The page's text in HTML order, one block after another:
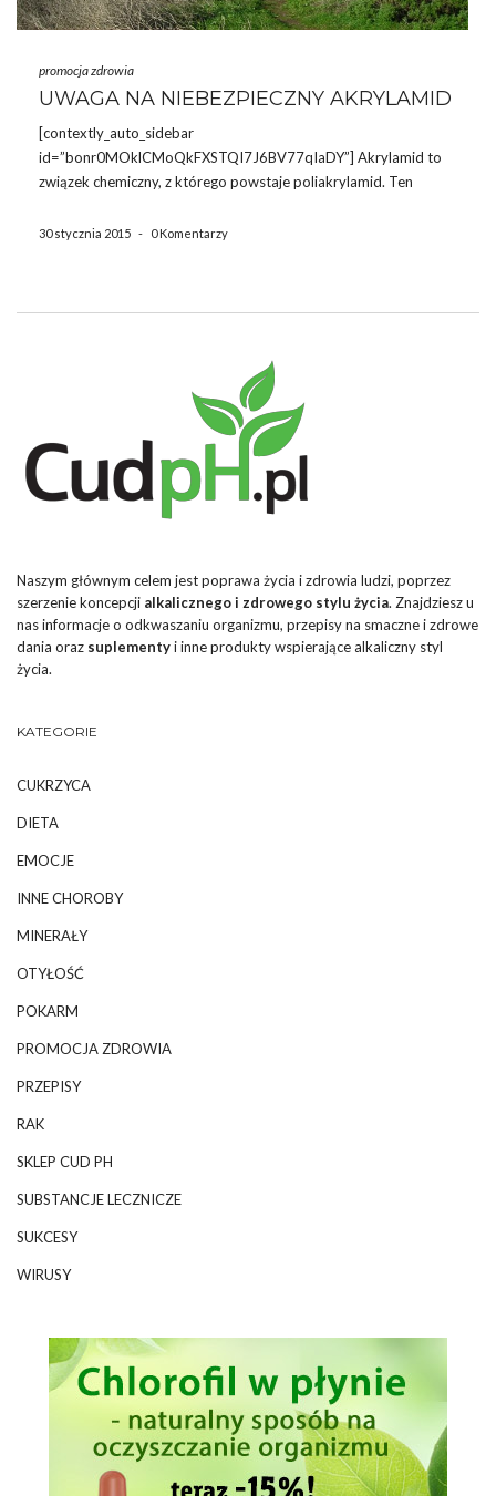
promocja zdrowia
UWAGA NA NIEBEZPIECZNY AKRYLAMID
[contextly_auto_sidebar
id=”bonr0MOklCMoQkFXSTQI7J6BV77qIaDY”] Akrylamid to
związek chemiczny, z którego powstaje poliakrylamid. Ten
kosmetyków (zagęstnik) i podczas procesu elektroferezy w
30 stycznia 2015 - 0 Komentarzy
Naszym głównym celem jest poprawa życia i zdrowia ludzi, poprzez
szerzenie koncepcji alkalicznego i zdrowego stylu życia. Znajdziesz u
nas informacje o odkwaszaniu organizmu, przepisy na smaczne i zdrowe
dania oraz suplementyi inne produkty wspierające alkaliczny styl
życia.
KATEGORIE
CUKRZYCA
DIETA
EMOCJE
INNE CHOROBY
MINERAŁY
OTYŁOŚĆ
POKARM
PROMOCJA ZDROWIA
PRZEPISY
RAK
SKLEP CUD PH
SUBSTANCJE LECZNICZE
SUKCESY
WIRUSY